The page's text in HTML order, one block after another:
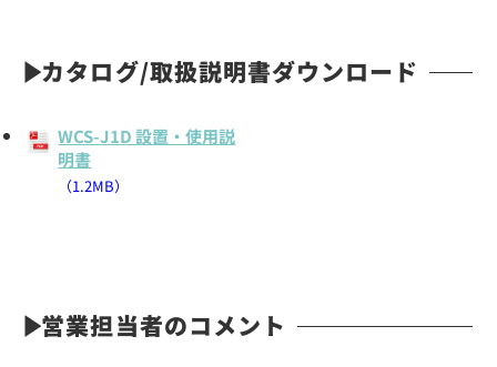
カタログ/取扱説明書ダウンロード
WCS-J1D 設置・使用説
明書
（1.2MB）
営業担当者のコメント